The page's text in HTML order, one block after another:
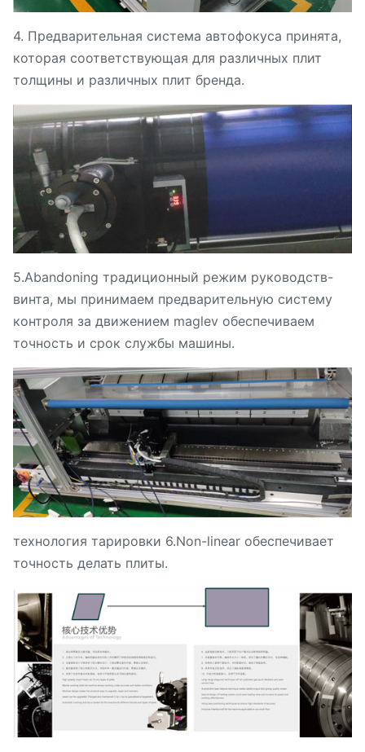
4. Предварительная система автофокуса принята,
которая соответствующая для различных плит
толщины и различных плит бренда.
5.Abandoning традиционный режим руководств-
винта, мы принимаем предварительную систему
контроля за движением maglev обеспечиваем
точность и срок службы машины.
технология тарировки 6.Non-linear обеспечивает
точность делать плиты.